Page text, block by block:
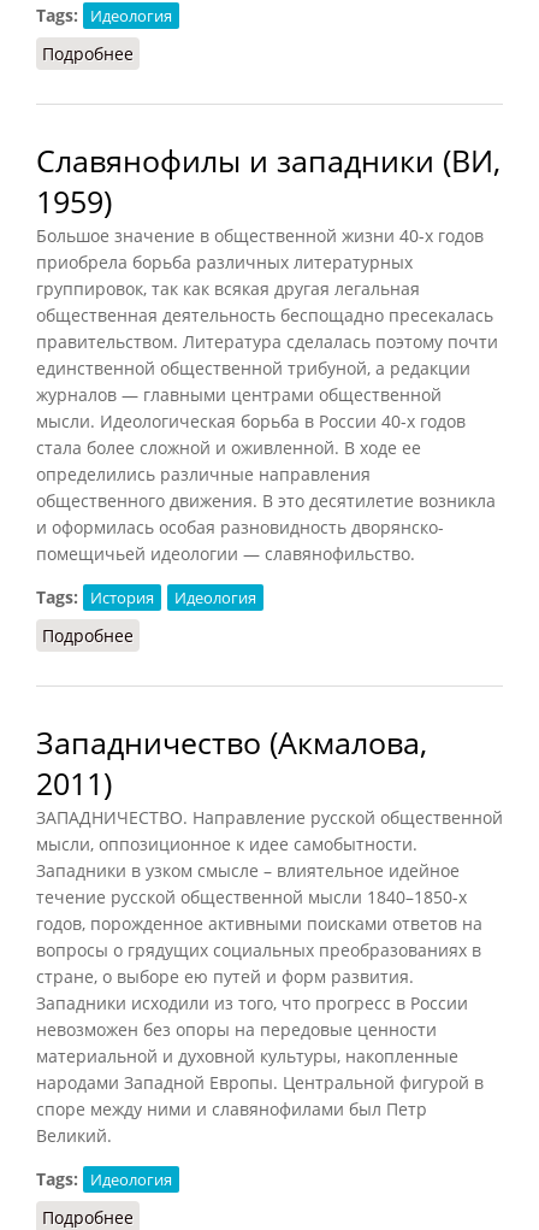
Tags:
Идеология
Подробнее
Славянофилы и западники (ВИ,
1959)
Большое значение в общественной жизни 40-х годов
приобрела борьба различных литературных
группировок, так как всякая другая легальная
общественная деятельность беспощадно пресекалась
правительством. Литература сделалась поэтому почти
единственной общественной трибуной, а редакции
журналов — главными центрами общественной
мысли. Идеологическая борьба в России 40-х годов
стала более сложной и оживленной. В ходе ее
определились различные направления
общественного движения. В это десятилетие возникла
и оформилась особая разновидность дворянско-
помещичьей идеологии — славянофильство.
Tags:
История Идеология
Подробнее
Западничество (Акмалова,
2011)
ЗАПАДНИЧЕСТВО. Направление русской общественной
мысли, оппозиционное к идее самобытности.
Западники в узком смысле – влиятельное идейное
течение русской общественной мысли 1840–1850-х
годов, порожденное активными поисками ответов на
вопросы о грядущих социальных преобразованиях в
стране, о выборе ею путей и форм развития.
Западники исходили из того, что прогресс в России
невозможен без опоры на передовые ценности
материальной и духовной культуры, накопленные
народами Западной Европы. Центральной фигурой в
споре между ними и славянофилами был Петр
Великий.
Tags:
Идеология
Подробнее